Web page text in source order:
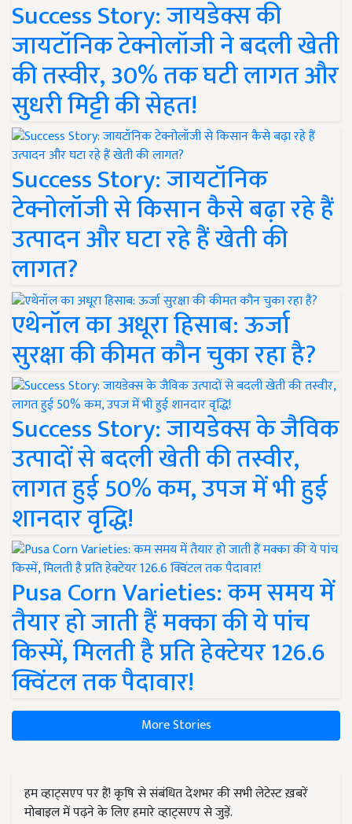
Success Story: जायडेक्स की
जायटॉनिक टेक्नोलॉजी ने बदली खेती
की तस्वीर, 30% तक घटी लागत और
सुधरी मिट्टी की सेहत!
Success Story: जायटॉनिक
टेक्नोलॉजी से किसान कैसे बढ़ा रहे हैं
उत्पादन और घटा रहे हैं खेती की
लागत?
एथेनॉल का अधूरा हिसाब: ऊर्जा
सुरक्षा की कीमत कौन चुका रहा है?
Success Story: जायडेक्स के जैविक
उत्पादों से बदली खेती की तस्वीर,
लागत हुई 50% कम, उपज में भी हुई
शानदार वृद्धि!
Pusa Corn Varieties: कम समय में
तैयार हो जाती हैं मक्का की ये पांच
किस्में, मिलती है प्रति हेक्टेयर 126.6
क्विंटल तक पैदावार!
More Stories
हम व्हाट्सएप पर हैं! कृषि से संबंधित देशभर की सभी लेटेस्ट ख़बरें
मोबाइल में पढ़ने के लिए हमारे व्हाट्सएप से जुड़ें.